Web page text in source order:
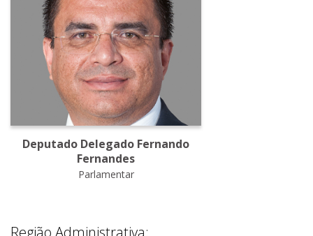
Deputado Delegado Fernando
Fernandes
Parlamentar
Região Administrativa: